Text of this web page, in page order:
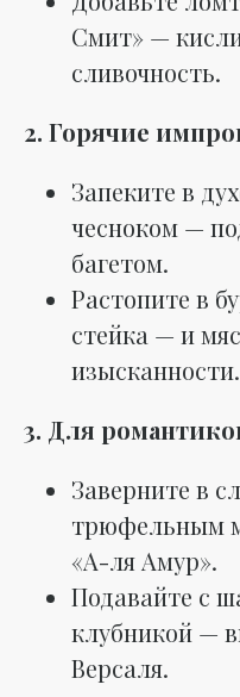
Смит» —
сливочность.
2. Горячие
Запеките в
чесноком —
багетом.
Растопите в
стейка — и
изысканности.
3. Для
Заверните в
трюфельным
«А-ля Амур».
Подавайте с
клубникой —
Версаля.